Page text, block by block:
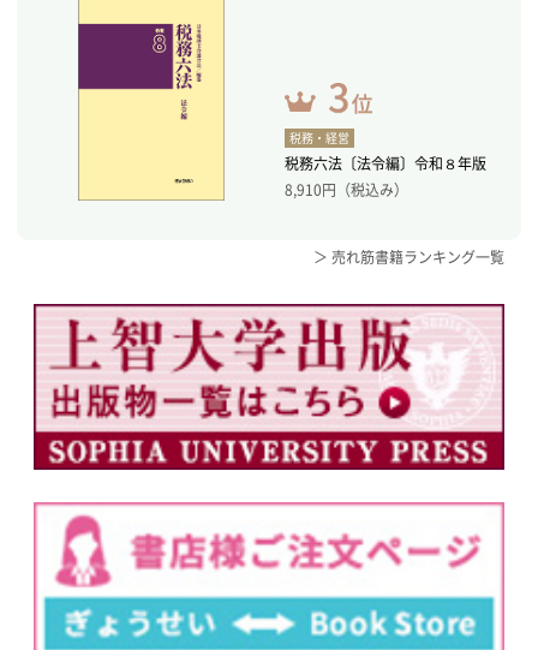
税務・経営
税務六法〔法令編〕令和８年版
8,910円（税込み）
＞ 売れ筋書籍ランキング一覧